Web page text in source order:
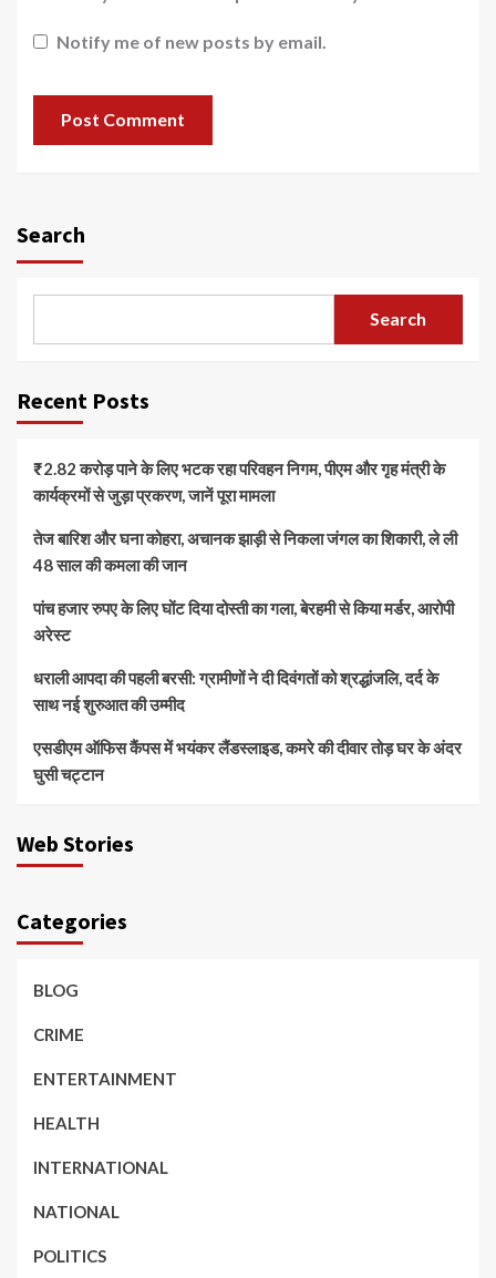
Notify me of new posts by email.
Search
Search
Recent Posts
₹2.82 करोड़ पाने के लिए भटक रहा परिवहन निगम, पीएम और गृह मंत्री के
कार्यक्रमों से जुड़ा प्रकरण, जानें पूरा मामला
तेज बारिश और घना कोहरा, अचानक झाड़ी से निकला जंगल का शिकारी, ले ली
48 साल की कमला की जान
पांच हजार रुपए के लिए घोंट दिया दोस्ती का गला, बेरहमी से किया मर्डर, आरोपी
अरेस्ट
धराली आपदा की पहली बरसी: ग्रामीणों ने दी दिवंगतों को श्रद्धांजलि, दर्द के
साथ नई शुरुआत की उम्मीद
एसडीएम ऑफिस कैंपस में भयंकर लैंडस्लाइड, कमरे की दीवार तोड़ घर के अंदर
घुसी चट्टान
Web Stories
Categories
BLOG
CRIME
ENTERTAINMENT
HEALTH
INTERNATIONAL
NATIONAL
POLITICS